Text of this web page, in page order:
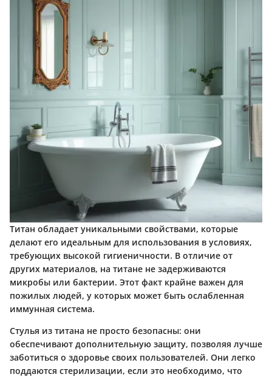
Титан обладает уникальными свойствами, которые
делают его идеальным для использования в условиях,
требующих высокой гигиеничности. В отличие от
других материалов, на титане не задерживаются
микробы или бактерии. Этот факт крайне важен для
пожилых людей, у которых может быть ослабленная
иммунная система.
Стулья из титана не просто безопасны: они
обеспечивают дополнительную защиту, позволяя лучше
заботиться о здоровье своих пользователей. Они легко
поддаются стерилизации, если это необходимо, что